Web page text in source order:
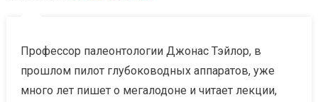
Профессор палеонтологии Джонас Тэйлор, в
прошлом пилот глубоководных аппаратов, уже
много лет пишет о мегалодоне и читает лекции,